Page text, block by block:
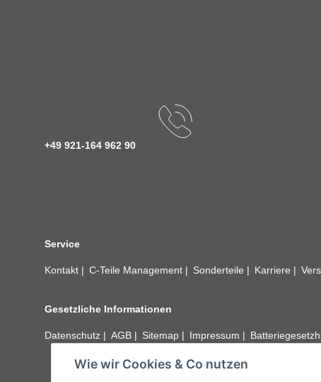
Wie wir Cookies & Co nutzen
+49 921-164 962 90
Service
Kontakt C-Teile Management Sonderteile Karriere
Gesetzliche Informationen
Datenschutz AGB Sitemap Impressum